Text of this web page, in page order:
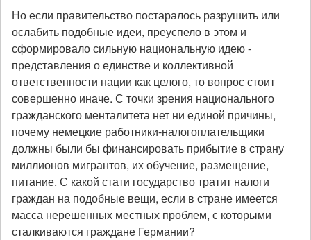
Но если правительство постаралось разрушить или
ослабить подобные идеи, преуспело в этом и
сформировало сильную национальную идею -
представления о единстве и коллективной
ответственности нации как целого, то вопрос стоит
совершенно иначе. С точки зрения национального
гражданского менталитета нет ни единой причины,
почему немецкие работники-налогоплательщики
должны были бы финансировать прибытие в страну
миллионов мигрантов, их обучение, размещение,
питание. С какой стати государство тратит налоги
граждан на подобные вещи, если в стране имеется
масса нерешенных местных проблем, с которыми
сталкиваются граждане Германии?